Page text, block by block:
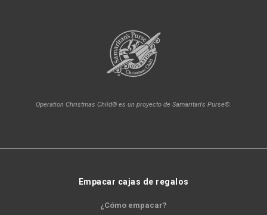
Operation Christmas Child® es un proyecto de Samaritan's Purse®.
Empacar cajas de regalos
¿Cómo empacar?